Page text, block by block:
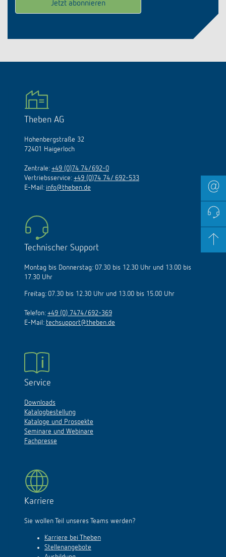
Theben AG
Hohenbergstraße 32
72401 Haigerloch
Zentrale: +49 (0)74 74/692-0
Vertriebsservice: +49 (0)74 74/ 692-533
E-Mail: info@theben.de
Technischer Support
Montag bis Donnerstag: 07.30 bis 12.30 Uhr und 13.00 bis
17.30 Uhr
Freitag: 07.30 bis 12.30 Uhr und 13.00 bis 15.00 Uhr
Telefon: +49 (0) 7474/692-369
E-Mail: techsupport@theben.de
Service
Downloads
Katalogbestellung
Kataloge und Prospekte
Seminare und Webinare
Fachpresse
Karriere
Sie wollen Teil unseres Teams werden?
Karriere bei Theben
Stellenangebote